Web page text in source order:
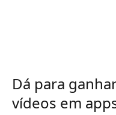
Dá para
vídeos em